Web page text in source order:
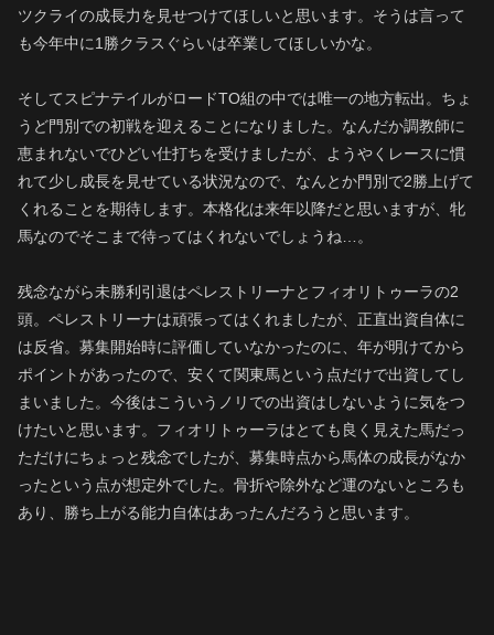
ツクライの成長力を見せつけてほしいと思います。そうは言って
も今年中に1勝クラスぐらいは卒業してほしいかな。
そしてスピナテイルがロードTO組の中では唯一の地方転出。ちょ
うど門別での初戦を迎えることになりました。なんだか調教師に
恵まれないでひどい仕打ちを受けましたが、ようやくレースに慣
れて少し成長を見せている状況なので、なんとか門別で2勝上げて
くれることを期待します。本格化は来年以降だと思いますが、牝
馬なのでそこまで待ってはくれないでしょうね…。
残念ながら未勝利引退はペレストリーナとフィオリトゥーラの2
頭。ペレストリーナは頑張ってはくれましたが、正直出資自体に
は反省。募集開始時に評価していなかったのに、年が明けてから
ポイントがあったので、安くて関東馬という点だけで出資してし
まいました。今後はこういうノリでの出資はしないように気をつ
けたいと思います。フィオリトゥーラはとても良く見えた馬だっ
ただけにちょっと残念でしたが、募集時点から馬体の成長がなか
ったという点が想定外でした。骨折や除外など運のないところも
あり、勝ち上がる能力自体はあったんだろうと思います。